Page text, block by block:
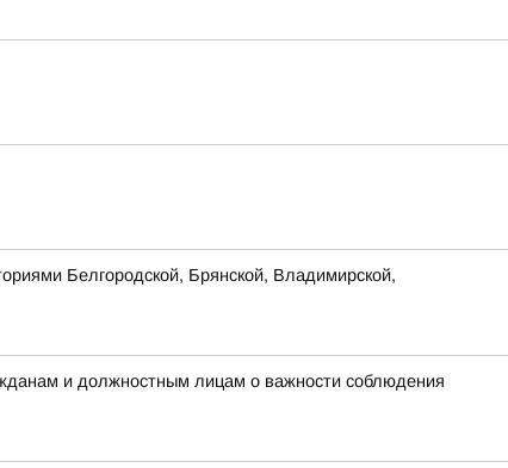
Белгородской, Брянской, Владимирской,
и должностным лицам о важности соблюдения